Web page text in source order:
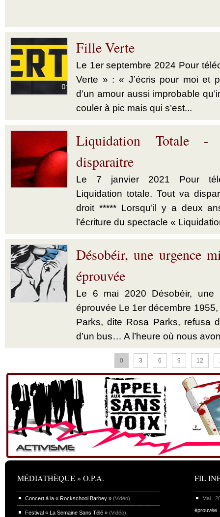
Fille Verte
Le 1er septembre 2024 Pour
Verte » : « J’écris pour moi et
d’un amour aussi improbable
couler à pic mais qui s’est...
Liquidation Totale
disparaitre
Le 7 janvier 2021 Pour
Liquidation totale. Tout va
droit ***** Lorsqu’il y a deux
l’écriture du spectacle «
Désobéir, une urgence
éprouvée
Le 6 mai 2020 Désobéir, une
éprouvée Le 1er décembre
Parks, dite Rosa Parks, refusa
d’un bus… A l’heure où nous
0 3 6 9 12
MÉDIATHÈQUE » O.P.A.
Concert à la « Rockschool Barbey » (Vidéo)
Festival « La Semaine Sans Télé » (Vidéo)
FIL
Mai
éprouvée